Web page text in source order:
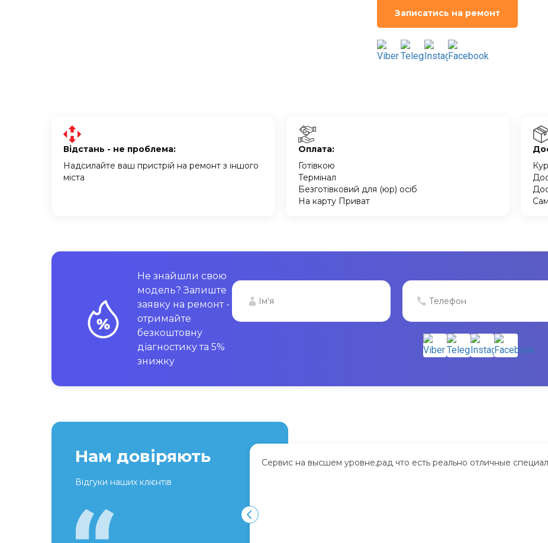
Записатись на ремонт
Відстань - не проблема:
Надсилайте ваш пристрій на ремонт з іншого
міста
Оплата:
Готівкою
Термінал
Безготівковий для (юр) осіб
На карту Приват
Не знайшли свою
модель? Залиште
заявку на ремонт -
отримайте
безкоштовну
діагностику та 5%
знижку
Нам довіряють
Відгуки наших клієнтів
Сервис на высшем уровне,рад что есть реально отличные